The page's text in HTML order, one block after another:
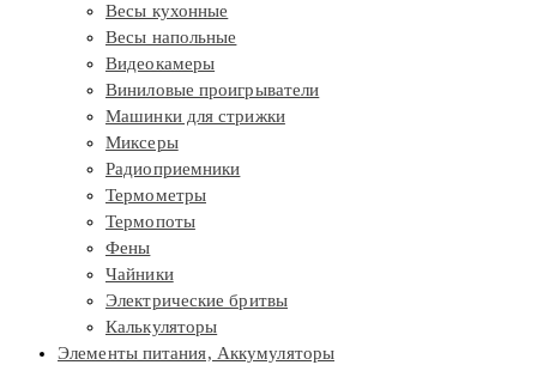
Весы кухонные
Весы напольные
Видеокамеры
Виниловые проигрыватели
Машинки для стрижки
Миксеры
Радиоприемники
Термометры
Термопоты
Фены
Чайники
Электрические бритвы
Калькуляторы
Элементы питания, Аккумуляторы